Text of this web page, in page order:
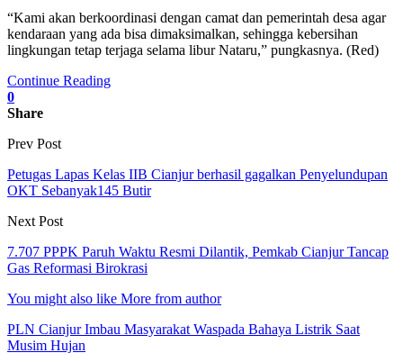
“Kami akan berkoordinasi dengan camat dan pemerintah desa agar
kendaraan yang ada bisa dimaksimalkan, sehingga kebersihan
lingkungan tetap terjaga selama libur Nataru,” pungkasnya. (Red)
Continue Reading
0
Share
Prev Post
Petugas Lapas Kelas IIB Cianjur berhasil gagalkan Penyelundupan
OKT Sebanyak145 Butir
Next Post
7.707 PPPK Paruh Waktu Resmi Dilantik, Pemkab Cianjur Tancap
Gas Reformasi Birokrasi
You might also like More from author
PLN Cianjur Imbau Masyarakat Waspada Bahaya Listrik Saat
Musim Hujan